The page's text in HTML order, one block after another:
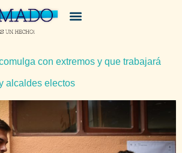
con extremos y que trabajará
alcaldes electos